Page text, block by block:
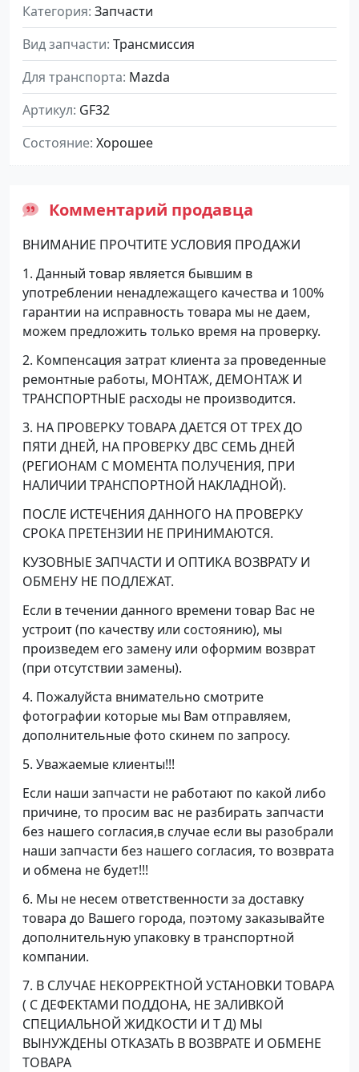
Категория Запчасти
Вид запчасти Трансмиссия
Для транспорта Mazda
Артикул GF32
Состояние Хорошее
Комментарий продавца
ВНИМАНИЕ ПРОЧТИТЕ УСЛОВИЯ ПРОДАЖИ
1. Данный товар является бывшим в
употреблении ненадлежащего качества и 100%
гарантии на исправность товара мы не даем,
можем предложить только время на проверку.
2. Компенсация затрат клиента за проведенные
ремонтные работы, МОНТАЖ, ДЕМОНТАЖ И
ТРАНСПОРТНЫЕ расходы не производится.
3. НА ПРОВЕРКУ ТОВАРА ДАЕТСЯ ОТ ТРЕХ ДО
ПЯТИ ДНЕЙ, НА ПРОВЕРКУ ДВС СЕМЬ ДНЕЙ
(РЕГИОНАМ С МОМЕНТА ПОЛУЧЕНИЯ, ПРИ
НАЛИЧИИ ТРАНСПОРТНОЙ НАКЛАДНОЙ).
ПОСЛЕ ИСТЕЧЕНИЯ ДАННОГО НА ПРОВЕРКУ
СРОКА ПРЕТЕНЗИИ НЕ ПРИНИМАЮТСЯ.
КУЗОВНЫЕ ЗАПЧАСТИ И ОПТИКА ВОЗВРАТУ И
ОБМЕНУ НЕ ПОДЛЕЖАТ.
Если в течении данного времени товар Вас не
устроит (по качеству или состоянию), мы
произведем его замену или оформим возврат
(при отсутствии замены).
4. Пожалуйста внимательно смотрите
фотографии которые мы Вам отправляем,
дополнительные фото скинем по запросу.
5. Уважаемые клиенты!!!
Если наши запчасти не работают по какой либо
причине, то просим вас не разбирать запчасти
без нашего согласия,в случае если вы разобрали
наши запчасти без нашего согласия, то возврата
и обмена не будет!!!
6. Мы не несем ответственности за доставку
товара до Вашего города, поэтому заказывайте
дополнительную упаковку в транспортной
компании.
7. В СЛУЧАЕ НЕКОРРЕКТНОЙ УСТАНОВКИ ТОВАРА
( С ДЕФЕКТАМИ ПОДДОНА, НЕ ЗАЛИВКОЙ
СПЕЦИАЛЬНОЙ ЖИДКОСТИ И Т Д) МЫ
ВЫНУЖДЕНЫ ОТКАЗАТЬ В ВОЗВРАТЕ И ОБМЕНЕ
ТОВАРА